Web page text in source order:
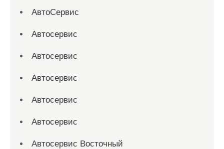
АвтоСервис
Автосервис
Автосервис
Автосервис
Автосервис
Автосервис
Автосервис Восточный